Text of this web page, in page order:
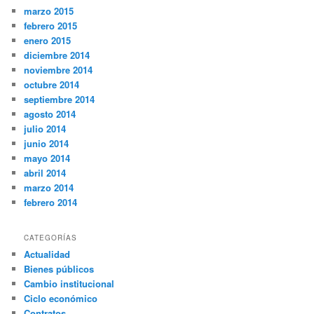
marzo 2015
febrero 2015
enero 2015
diciembre 2014
noviembre 2014
octubre 2014
septiembre 2014
agosto 2014
julio 2014
junio 2014
mayo 2014
abril 2014
marzo 2014
febrero 2014
CATEGORÍAS
Actualidad
Bienes públicos
Cambio institucional
Ciclo económico